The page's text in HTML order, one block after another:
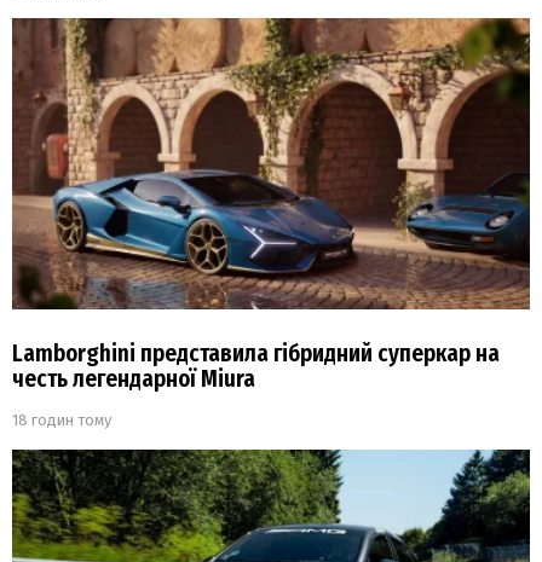
Lamborghini представила гібридний суперкар на
честь легендарної Miura
18 годин тому